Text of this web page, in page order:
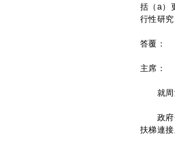
括（a）
行性研
答覆：
主席：
就周浩
政府一
扶梯連